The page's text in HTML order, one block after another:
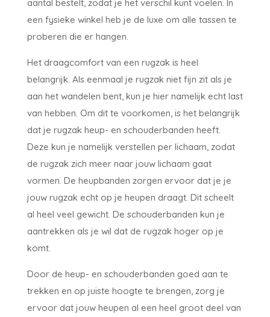
aantal bestelt, zodat je het verschil kunt voelen. In
een fysieke winkel heb je de luxe om alle tassen te
proberen die er hangen.
Het draagcomfort van een rugzak is heel
belangrijk. Als eenmaal je rugzak niet fijn zit als je
aan het wandelen bent, kun je hier namelijk echt last
van hebben. Om dit te voorkomen, is het belangrijk
dat je rugzak heup- en schouderbanden heeft.
Deze kun je namelijk verstellen per lichaam, zodat
de rugzak zich meer naar jouw lichaam gaat
vormen. De heupbanden zorgen ervoor dat je je
jouw rugzak echt op je heupen draagt. Dit scheelt
al heel veel gewicht. De schouderbanden kun je
aantrekken als je wil dat de rugzak hoger op je
komt.
Door de heup- en schouderbanden goed aan te
trekken en op juiste hoogte te brengen, zorg je
ervoor dat jouw heupen al een heel groot deel van